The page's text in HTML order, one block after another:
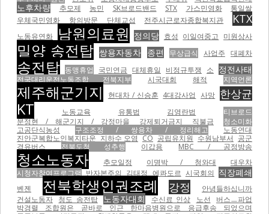
노후차량 추모제 농민 SK브로드밴드 STX 가스민영화
통일쌀
우체국민영화
항의방문 단체교섭 전주시근로자종합복지관 KTX
노동유연화 남원의료원 정의당 효성 이일여중고 미원상사
밀양 송전탑 쌍용자동차 종편 무상급식 사업주 대폐차
송전탑 동맹휴업 국민연금 대체휴일 비정규투쟁 소 정전사태
전국대리운전노동조합 전북지부 시국대회 해적 지역언론
제주해군기지 현대차 / 신승훈 4대강사업 사망 한상균
KT 노동교육 유통법 김영란법
티브로드
문정현 / 해군기지 / 강정마을
강제퇴거금지 직불금
청소미화
고공단식농성
구조조정 / 쌍용차 / 정리해고
노동연대
진안군복합노인복지타운 지하수 오염 CO 공립유치원 수원남부서 공군
경유버스
전북도청 성추행 이갑용 MBC / 공정방송
청소노동자 추모일정 이명박 / 청와대
대우차
시청자참여프로그램 반자본주의 김태정 에콰도르 시국회의 직장폐쇄
벤젠 전북학생인권조례 강정
안녕들하십니까
건설노동자 청도 송전탑 노동자대회 수신료 인상 노선
버스ㅡ파업
박경렬 조합원은 곧바로 인근 한마음병원으로 응급후송 되었으며